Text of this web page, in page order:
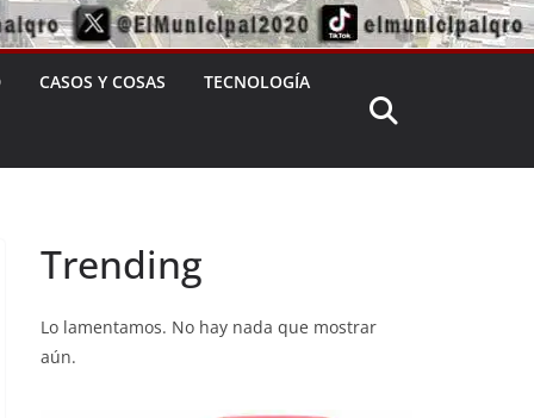
CASOS Y COSAS TECNOLOGÍA
Trending
Lo lamentamos. No hay nada que mostrar
aún.